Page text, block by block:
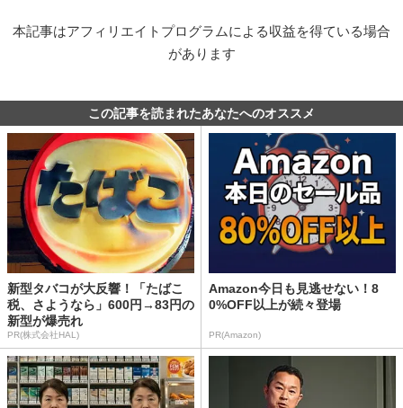
本記事はアフィリエイトプログラムによる収益を得ている場合
があります
この記事を読まれたあなたへのオススメ
新型タバコが大反響！「たばこ
税、さようなら」600円→83円の
新型が爆売れ
PR(株式会社HAL)
Amazon今日も見逃せない！8
0%OFF以上が続々登場
PR(Amazon)